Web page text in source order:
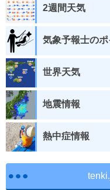
2週間天気
気象予報士の
世界天気
地震情報
熱中症情報